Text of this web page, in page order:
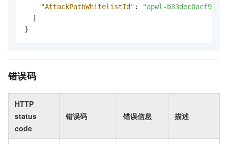
"AttackPathWhitelistId" :
"apwl-
}
}
错误码
HTTP
status
code
错误码 错误信息 描述